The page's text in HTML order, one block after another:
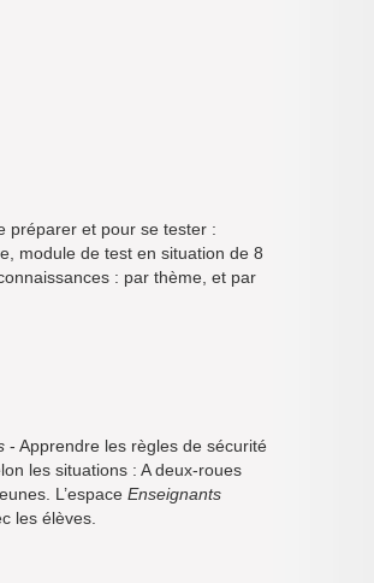
préparer et pour se tester :
module de test en situation de 8
: par thème, et par
- Apprendre les règles de sécurité
les situations : A deux-roues
L’espace Enseignants
les élèves.